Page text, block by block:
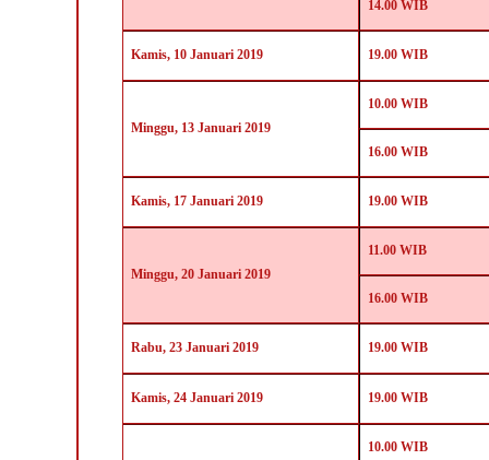
14.00 WIB
Kamis,10Januari 2019 19.00 WIB
Minggu, 13 Januari 2019
10.00 WIB
16.00 WIB
Kamis,17Januari 2019 19.00 WIB
Minggu, 20 Januari 2019
11.00 WIB
16.00 WIB
Rabu, 23 Januari 2019 19.00 WIB
Kamis, 24 Januari 2019 19.00 WIB
10.00 WIB